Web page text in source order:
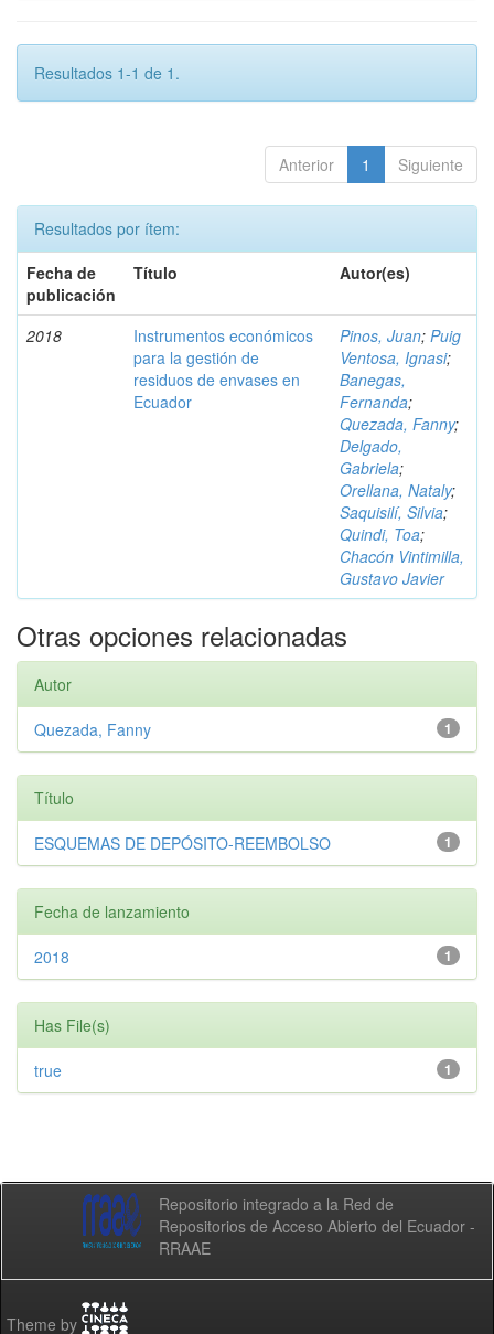
Resultados 1-1 de 1.
Anterior 1 Siguiente
Resultados por ítem:
Fecha de
publicación
Título Autor(es)
2018
Instrumentos económicos
para la gestión de
residuos de envases en
Ecuador
Pinos, Juan; Puig
Ventosa, Ignasi;
Banegas,
Fernanda;
Quezada, Fanny;
Delgado,
Gabriela;
Orellana, Nataly;
Saquisilí, Silvia;
Quindi, Toa;
Chacón Vintimilla,
Gustavo Javier
Otras opciones relacionadas
Autor
1
Quezada, Fanny
Título
1
ESQUEMAS DE DEPÓSITO-REEMBOLSO
Fecha de lanzamiento
1
2018
Has File(s)
1
true
Repositorio integrado a la Red de
Repositorios de Acceso Abierto del Ecuador -
RRAAE
Theme by